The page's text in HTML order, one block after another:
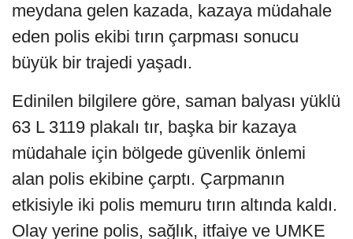
meydana gelen kazada, kazaya müdahale
eden polis ekibi tırın çarpması sonucu
büyük bir trajedi yaşadı.
Edinilen bilgilere göre, saman balyası yüklü
63 L 3119 plakalı tır, başka bir kazaya
müdahale için bölgede güvenlik önlemi
alan polis ekibine çarptı. Çarpmanın
etkisiyle iki polis memuru tırın altında kaldı.
Olay yerine polis, sağlık, itfaiye ve UMKE